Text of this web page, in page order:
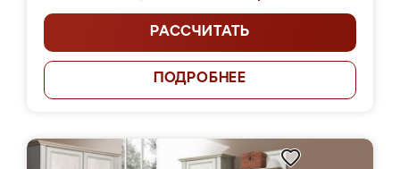
РАССЧИТАТЬ
ПОДРОБНЕЕ